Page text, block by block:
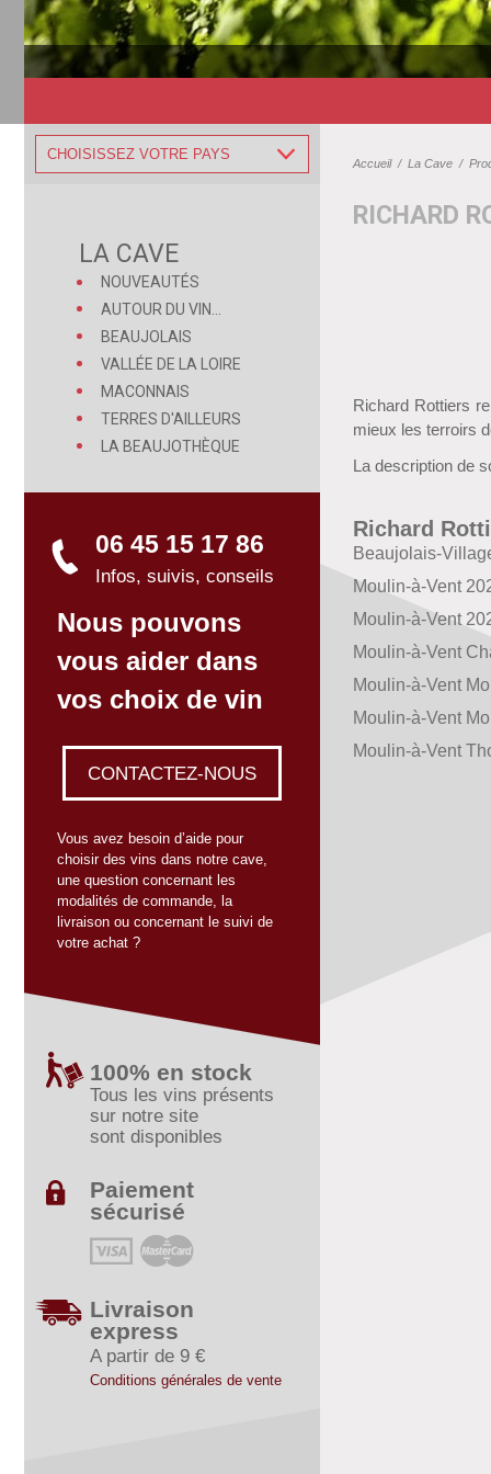
CHOISISSEZ VOTRE PAYS
LA CAVE
NOUVEAUTÉS
AUTOUR DU VIN...
BEAUJOLAIS
VALLÉE DE LA LOIRE
MACONNAIS
TERRES D'AILLEURS
LA BEAUJOTHÈQUE
06 45 15 17 86
Infos, suivis, conseils
Nous pouvons
vous aider dans
vos choix de vin
CONTACTEZ-NOUS
Vous avez besoin d’aide pour
choisir des vins dans notre cave,
une question concernant les
modalités de commande, la
livraison ou concernant le suivi de
votre achat ?
100% en stock
Tous les vins présents
sur notre site
sont disponibles
Paiement
sécurisé
Livraison
express
A partir de 9 €
Conditions générales de vente
Accueil/ La Cave /
RICHARD
Richard Rottiers
mieux les terroirs
La description de
Richard
Beaujolais-
Moulin-à-Vent
Moulin-à-Vent
Moulin-à-Vent
Moulin-à-Vent
Moulin-à-Vent
Moulin-à-Vent